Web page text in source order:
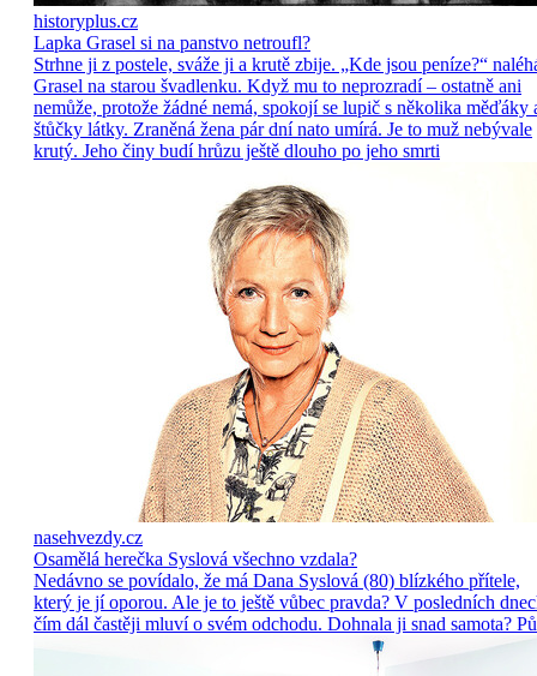
historyplus.cz
Lapka Grasel si na panstvo netroufl?
Strhne ji z postele, sváže ji a krutě zbije. „Kde jsou peníze?“
Grasel na starou švadlenku. Když mu to neprozradí – ostatně ani
nemůže, protože žádné nemá, spokojí se lupič s několika měďáky
štůčky látky. Zraněná žena pár dní nato umírá. Je to muž nebývale
krutý. Jeho činy budí hrůzu ještě dlouho po jeho smrti
nasehvezdy.cz
Osamělá herečka Syslová všechno vzdala?
Nedávno se povídalo, že má Dana Syslová (80) blízkého přítele,
který je jí oporou. Ale je to ještě vůbec pravda? V posledních
čím dál častěji mluví o svém odchodu. Dohnala ji snad samota?